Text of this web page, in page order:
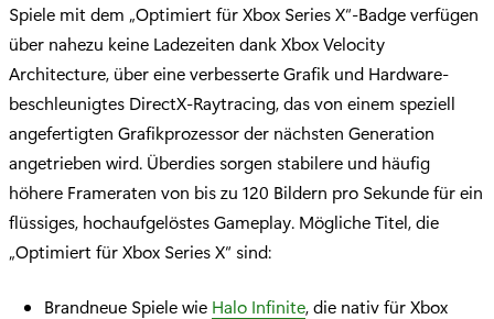
Spiele mit dem „Optimiert für Xbox Series X“-Badge verfügen
über nahezu keine Ladezeiten dank Xbox Velocity
Architecture, über eine verbesserte Grafik und Hardware-
beschleunigtes DirectX-Raytracing, das von einem speziell
angefertigten Grafikprozessor der nächsten Generation
angetrieben wird. Überdies sorgen stabilere und häufig
höhere Frameraten von bis zu 120 Bildern pro Sekunde für ein
flüssiges, hochaufgelöstes Gameplay. Mögliche Titel, die
„Optimiert für Xbox Series X“ sind:
Brandneue Spiele wie Halo Infinite, die nativ für Xbox